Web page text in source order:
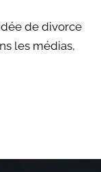
de divorce
les médias,